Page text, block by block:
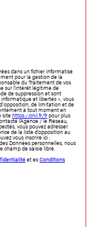
dans un fichier informatisé
pour la gestion de la
du Traitement de vos
sur l'intérêt légitime de
de suppression et sont
et libertés », vous
de limitation et de
à tout moment en
sitehttps://cnil.fr/frpour plus
l'Agence / le Réseau,
vous pouvez adresser
de la liste d'opposition au
vous inscrire ici :
Données personnelles, nous
champ de saisie libre.
et esConditions